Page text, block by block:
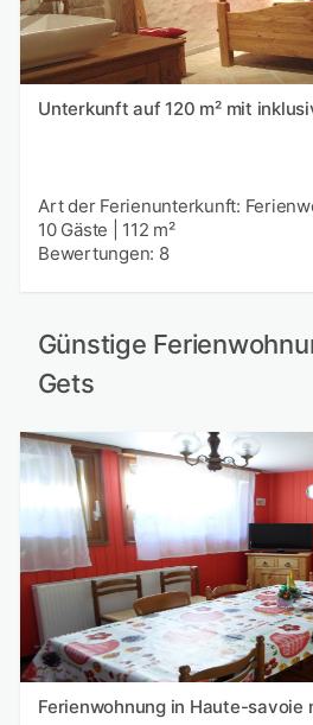
Unterkunft auf 120 m² mit
Art der Ferienunterkunft:
10 Gäste
112 m²
Bewertungen: 8
Günstige
Gets
Ferienwohnung in Haute-savoie